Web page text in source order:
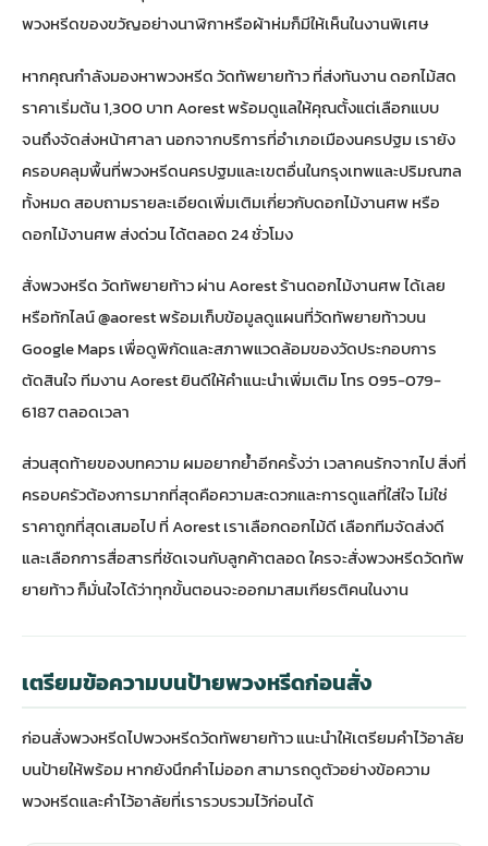
พวงหรีดของขวัญอย่างนาฬิกาหรือผ้าห่มก็มีให้เห็นในงานพิเศษ
หากคุณกำลังมองหาพวงหรีด วัดทัพยายท้าว ที่ส่งทันงาน ดอกไม้สด
ราคาเริ่มต้น 1,300 บาท Aorest พร้อมดูแลให้คุณตั้งแต่เลือกแบบ
จนถึงจัดส่งหน้าศาลา นอกจากบริการที่อำเภอเมืองนครปฐม เรายัง
ครอบคลุมพื้นที่พวงหรีดนครปฐมและเขตอื่นในกรุงเทพและปริมณฑล
ทั้งหมด สอบถามรายละเอียดเพิ่มเติมเกี่ยวกับดอกไม้งานศพหรือ
ดอกไม้งานศพ ส่งด่วนได้ตลอด 24 ชั่วโมง
สั่งพวงหรีด วัดทัพยายท้าว ผ่านAorest ร้านดอกไม้งานศพได้เลย
หรือทักไลน์ @aorest พร้อมเก็บข้อมูลดูแผนที่วัดทัพยายท้าวบน
Google Mapsเพื่อดูพิกัดและสภาพแวดล้อมของวัดประกอบการ
ตัดสินใจ ทีมงาน Aorest ยินดีให้คำแนะนำเพิ่มเติม โทร 095-079-
6187 ตลอดเวลา
ส่วนสุดท้ายของบทความ ผมอยากย้ำอีกครั้งว่า เวลาคนรักจากไป สิ่งที่
ครอบครัวต้องการมากที่สุดคือความสะดวกและการดูแลที่ใส่ใจ ไม่ใช่
ราคาถูกที่สุดเสมอไป ที่ Aorest เราเลือกดอกไม้ดี เลือกทีมจัดส่งดี
และเลือกการสื่อสารที่ชัดเจนกับลูกค้าตลอด ใครจะสั่งพวงหรีดวัดทัพ
ยายท้าว ก็มั่นใจได้ว่าทุกขั้นตอนจะออกมาสมเกียรติคนในงาน
เตรียมข้อความบนป้ายพวงหรีดก่อนสั่ง
ก่อนสั่งพวงหรีดไปพวงหรีดวัดทัพยายท้าว แนะนำให้เตรียมคำไว้อาลัย
บนป้ายให้พร้อม หากยังนึกคำไม่ออก สามารถดูตัวอย่างข้อความ
พวงหรีดและคำไว้อาลัยที่เรารวบรวมไว้ก่อนได้